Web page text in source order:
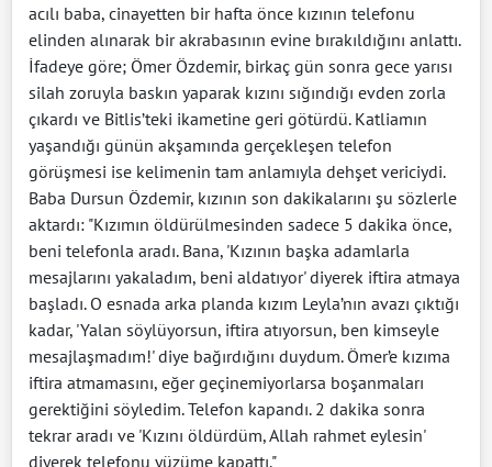
acılı baba, cinayetten bir hafta önce kızının telefonu
elinden alınarak bir akrabasının evine bırakıldığını anlattı.
İfadeye göre; Ömer Özdemir, birkaç gün sonra gece yarısı
silah zoruyla baskın yaparak kızını sığındığı evden zorla
çıkardı ve Bitlis’teki ikametine geri götürdü. Katliamın
yaşandığı günün akşamında gerçekleşen telefon
görüşmesi ise kelimenin tam anlamıyla dehşet vericiydi.
Baba Dursun Özdemir, kızının son dakikalarını şu sözlerle
aktardı: "Kızımın öldürülmesinden sadece 5 dakika önce,
beni telefonla aradı. Bana, 'Kızının başka adamlarla
mesajlarını yakaladım, beni aldatıyor' diyerek iftira atmaya
başladı. O esnada arka planda kızım Leyla’nın avazı çıktığı
kadar, 'Yalan söylüyorsun, iftira atıyorsun, ben kimseyle
mesajlaşmadım!' diye bağırdığını duydum. Ömer’e kızıma
iftira atmamasını, eğer geçinemiyorlarsa boşanmaları
gerektiğini söyledim. Telefon kapandı. 2 dakika sonra
tekrar aradı ve 'Kızını öldürdüm, Allah rahmet eylesin'
diyerek telefonu yüzüme kapattı."